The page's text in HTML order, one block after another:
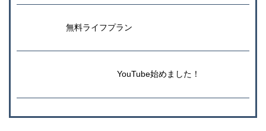
無料ライフプラン
YouTube始めました！